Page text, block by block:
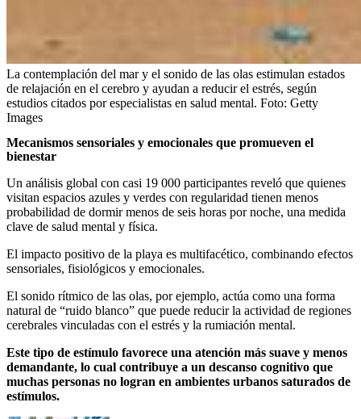
La contemplación del mar y el sonido de las olas estimulan estados
de relajación en el cerebro y ayudan a reducir el estrés, según
estudios citados por especialistas en salud mental. Foto: Getty
Images
Mecanismos sensoriales y emocionales que promueven el
bienestar
Un análisis global con casi 19 000 participantes reveló que quienes
visitan espacios azules y verdes con regularidad tienen menos
probabilidad de dormir menos de seis horas por noche, una medida
clave de salud mental y física.
El impacto positivo de la playa es multifacético, combinando efectos
sensoriales, fisiológicos y emocionales.
El sonido rítmico de las olas, por ejemplo, actúa como una forma
natural de “ruido blanco” que puede reducir la actividad de regiones
cerebrales vinculadas con el estrés y la rumiación mental.
Este tipo de estímulo favorece una atención más suave y menos
demandante, lo cual contribuye a un descanso cognitivo que
muchas personas no logran en ambientes urbanos saturados de
estímulos.